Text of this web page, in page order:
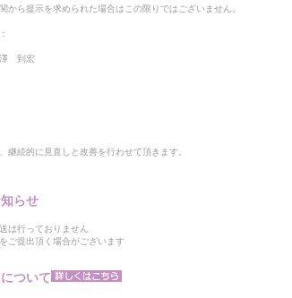
から提示を求められた場合はこの限りではございません。
澤 到宏
継続的に見直しと改善を行わせて頂きます。
らせ
は行っておりません
ご提出頂く場合がございます
ついて